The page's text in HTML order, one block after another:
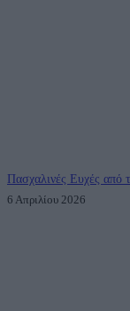
Πασχαλινές Ευχές από
6 Απριλίου 2026